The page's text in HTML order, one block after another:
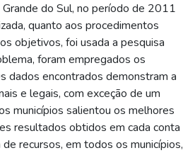
do Sul, no período de 2011
quanto aos procedimentos
objetivos, foi usada a pesquisa
foram empregados os
dados encontrados demonstram a
e legais, com exceção de um
municípios salientou os melhores
resultados obtidos em cada conta
recursos, em todos os municípios,